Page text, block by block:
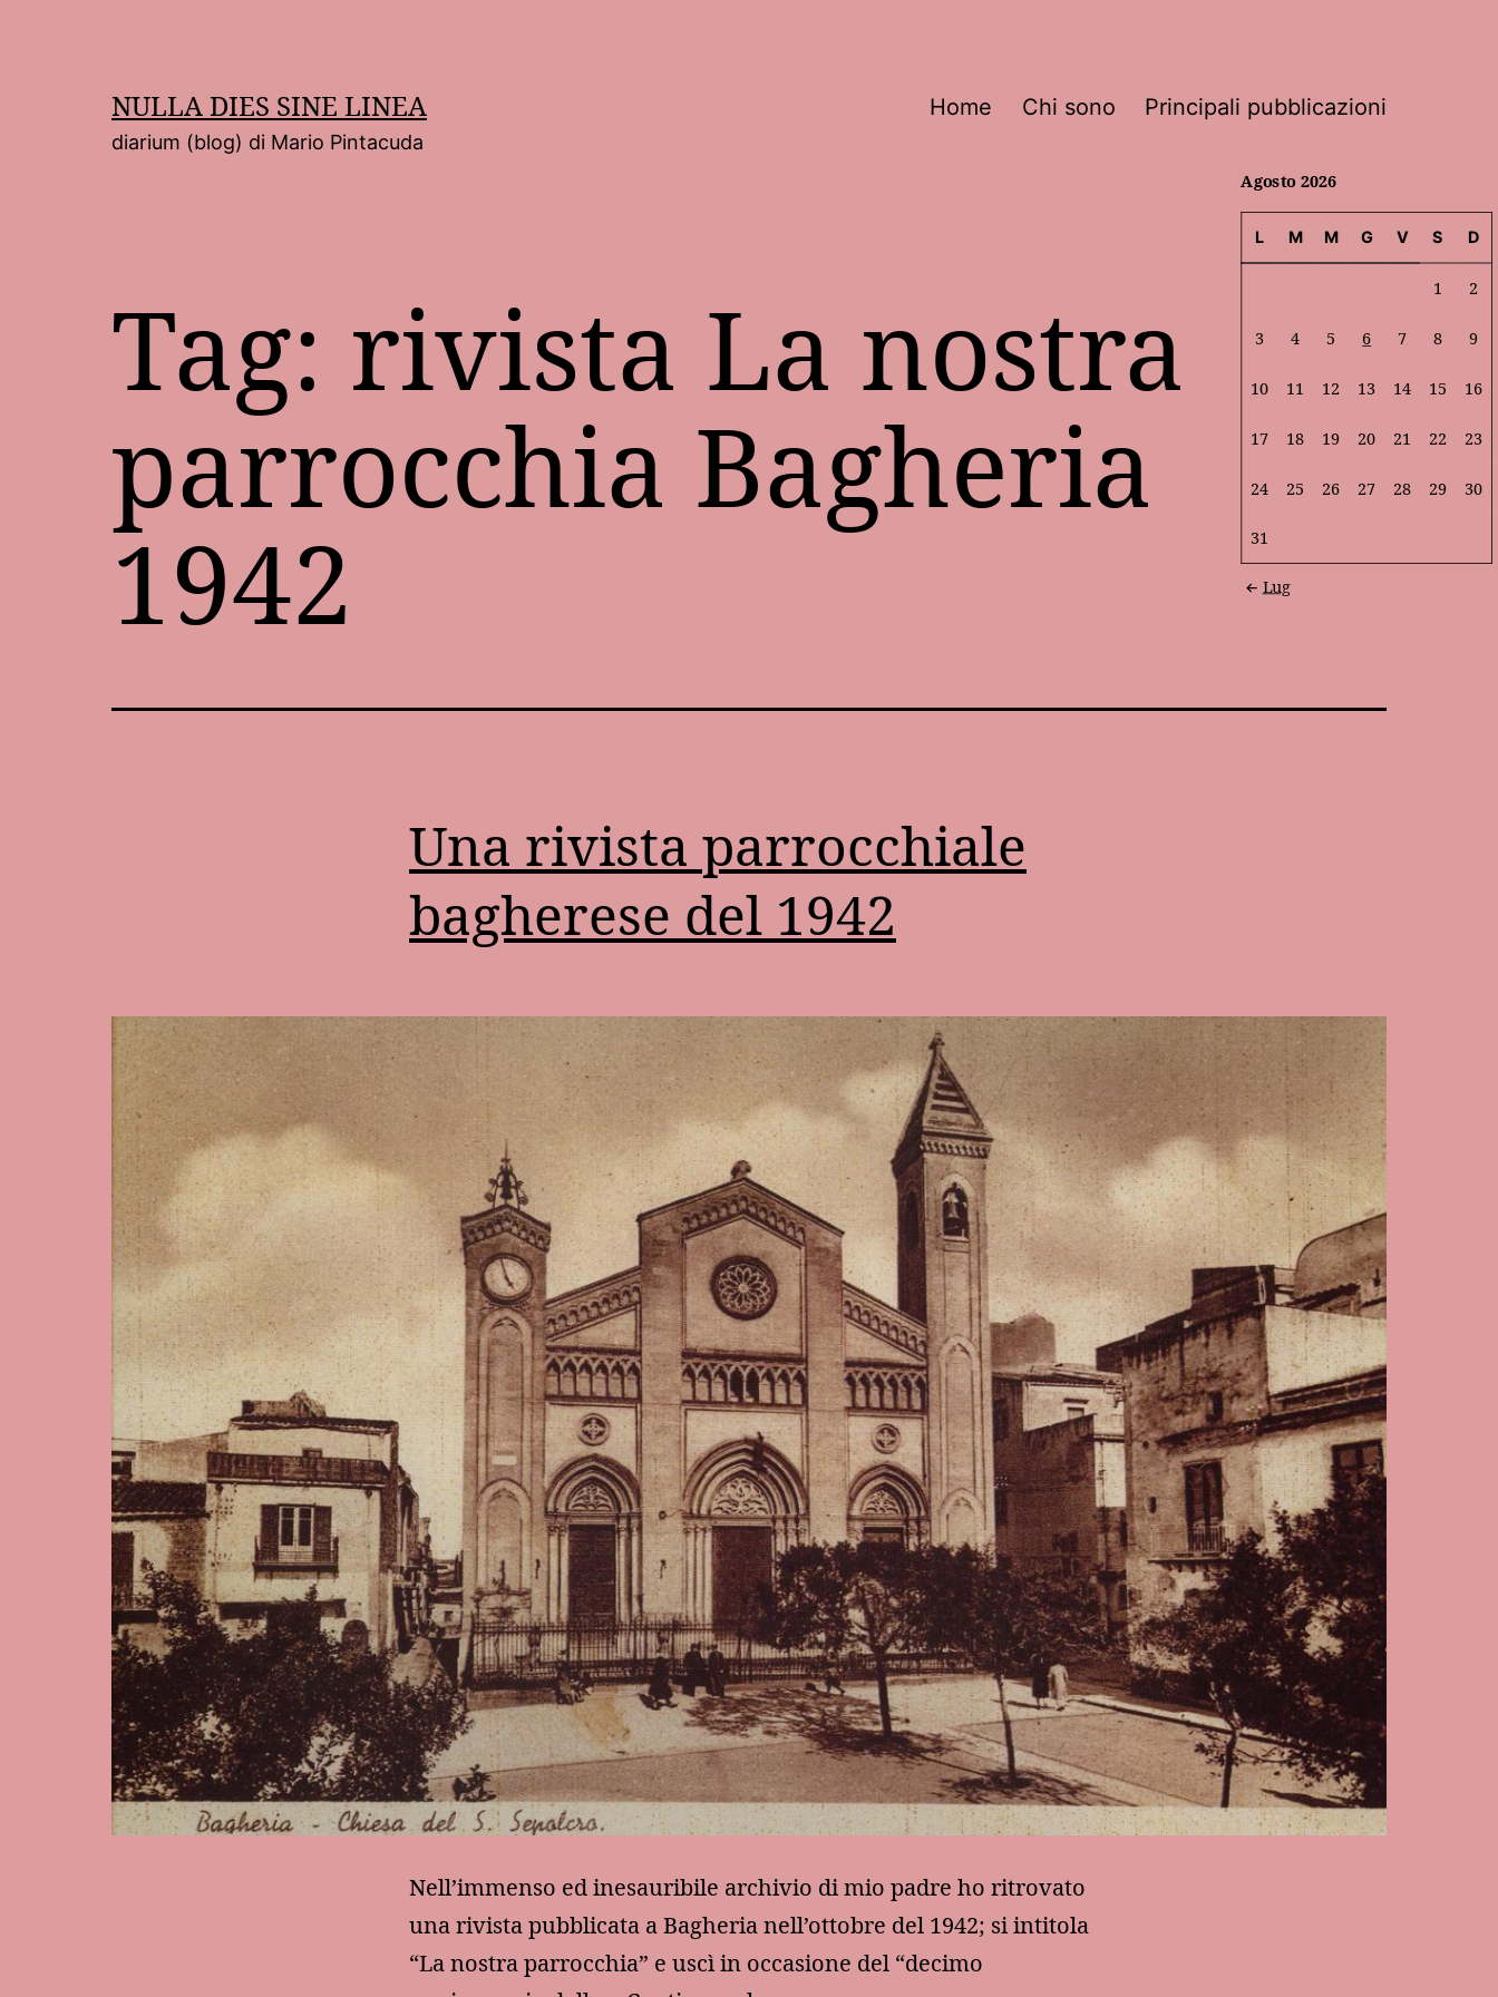
NULLA DIES SINE LINEA
diarium (blog) di Mario Pintacuda
Home Chi sono Principali pubblicazioni
Tag: rivista La nostra
parrocchia Bagheria
1942
Una rivista parrocchiale
bagherese del 1942
Nell’immenso ed inesauribile archivio di mio padre ho ritrovato
una rivista pubblicata a Bagheria nell’ottobre del 1942; si intitola
“La nostra parrocchia” e uscì in occasione del “decimo
Agosto 2026
L M M G V S D
1 2
3 4 5 6 7 8 9
10 11 12 13 14 15 16
17 18 19 20 21 22 23
24 25 26 27 28 29 30
31
Lug